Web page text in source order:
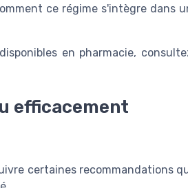
ce régime s'intègre dans
disponibles en pharmacie,
efficacement
certaines recommandations